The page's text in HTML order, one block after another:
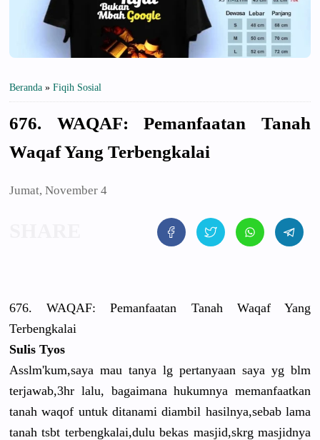
Beranda » Fiqih Sosial
676. WAQAF: Pemanfaatan Tanah
Waqaf Yang Terbengkalai
Jumat, November 4
676. WAQAF: Pemanfaatan Tanah Waqaf Yang
Terbengkalai
Sulis Tyos
Asslm'kum,saya mau tanya lg pertanyaan saya yg blm
terjawab,3hr lalu, bagaimana hukumnya memanfaatkan
tanah waqof untuk ditanami diambil hasilnya,sebab lama
tanah tsbt terbengkalai,dulu bekas masjid,skrg masjidnya